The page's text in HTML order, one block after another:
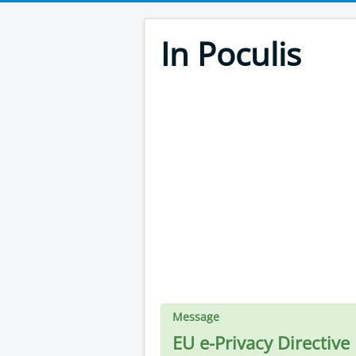
In Poculis
Message
EU e-Privacy Directive